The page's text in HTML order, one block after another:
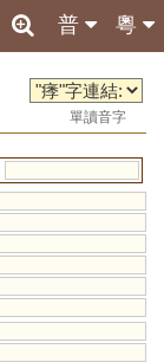
粵
普
單讀音字